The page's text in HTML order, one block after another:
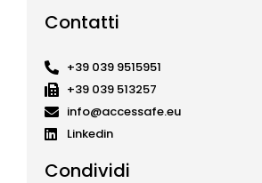
Contatti
+39 039 9515951
+39 039 513257
info@accessafe.eu
Linkedin
Condividi